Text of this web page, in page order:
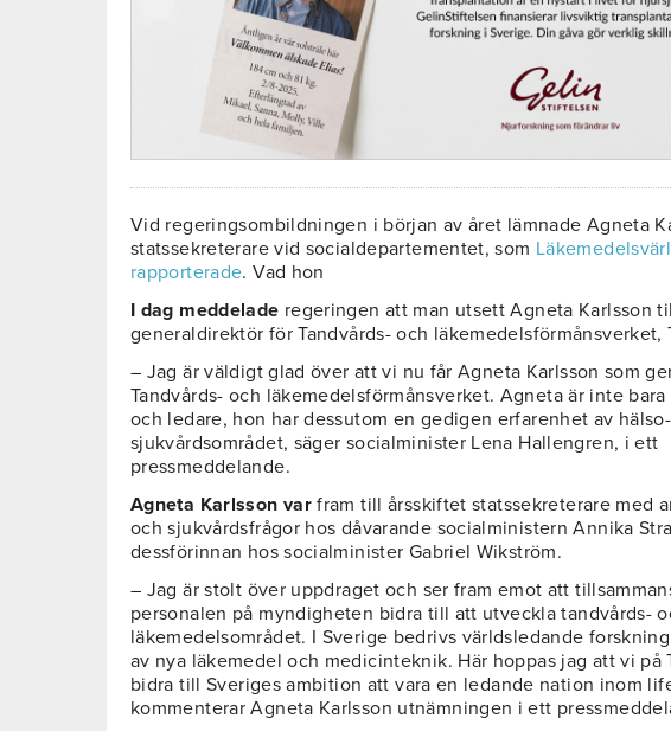
Vid regeringsombildningen i början av året lämnade Agneta
statssekreterare vid socialdepartementet, som
rapporterade. Vad hon
I dag meddelade regeringen att man utsett Agneta Karlsson
generaldirektör för Tandvårds- och läkemedelsförmånsverket,
– Jag är väldigt glad över att vi nu får Agneta Karlsson som
Tandvårds- och läkemedelsförmånsverket. Agneta är inte
och ledare, hon har dessutom en gedigen erfarenhet av
sjukvårdsområdet, säger socialminister Lena Hallengren, i ett
pressmeddelande.
Agneta Karlsson var fram till årsskiftet statssekreterare med
och sjukvårdsfrågor hos dåvarande socialministern Annika
dessförinnan hos socialminister Gabriel Wikström.
– Jag är stolt över uppdraget och ser fram emot att
personalen på myndigheten bidra till att utveckla tandvårds-
läkemedelsområdet. I Sverige bedrivs världsledande
av nya läkemedel och medicinteknik. Här hoppas jag att vi på
bidra till Sveriges ambition att vara en ledande nation inom
kommenterar Agneta Karlsson utnämningen i ett